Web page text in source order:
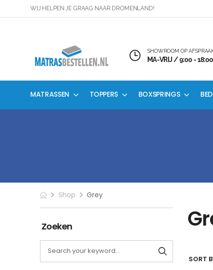
WIJ HELPEN JE GRAAG NAAR DROMENLAND!
SHOWROOM OP
MA-VRIJ / 9:00 - 18:00
MATRASSEN TOPPERS BOXSPRINGS
Shop Grey
Zoeken
SORT